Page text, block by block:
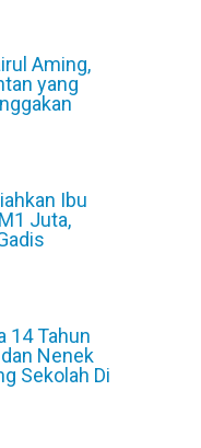
Aming,
yang
Ibu
Juta,
14 Tahun
Nenek
Sekolah Di